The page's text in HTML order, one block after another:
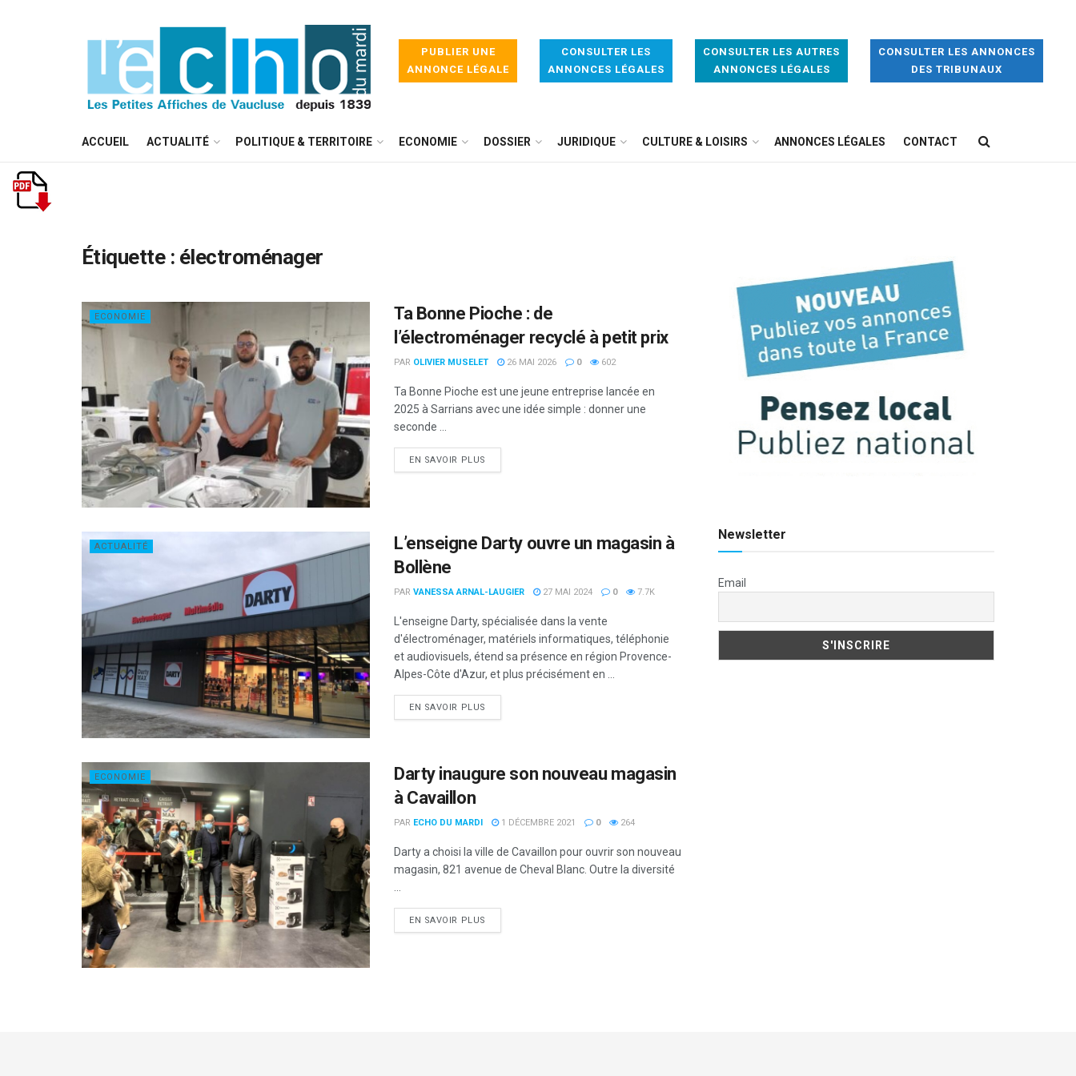
PUBLIER UNE
ANNONCE LÉGALE
CONSULTER LES
ANNONCES LÉGALES
CONSULTER LES AUTRES
ANNONCES LÉGALES
CONSULTER LES ANNONCES
DES TRIBUNAUX
ACCUEIL ACTUALITÉ POLITIQUE & TERRITOIRE ECONOMIE DOSSIER JURIDIQUE CULTURE & LOISIRS ANNONCES LÉGALES CONTACT
Étiquette : électroménager
ECONOMIE
Ta Bonne Pioche : de
l’électroménager recyclé à petit prix
PAR OLIVIER MUSELET 26 MAI 2026 0 602
Ta Bonne Pioche est une jeune entreprise lancée en
2025 à Sarrians avec une idée simple : donner une
seconde ...
EN SAVOIR PLUS
ACTUALITÉ
L’enseigne Darty ouvre un magasin à
Bollène
PAR VANESSA ARNAL-LAUGIER 27 MAI 2024 0 7.7K
L'enseigne Darty, spécialisée dans la vente
d'électroménager, matériels informatiques, téléphonie
et audiovisuels, étend sa présence en région Provence-
Alpes-Côte d'Azur, et plus précisément en ...
EN SAVOIR PLUS
ECONOMIE
Darty inaugure son nouveau magasin
à Cavaillon
PAR ECHO DU MARDI 1 DÉCEMBRE 2021 0 264
Darty a choisi la ville de Cavaillon pour ouvrir son nouveau
magasin, 821 avenue de Cheval Blanc. Outre la diversité
EN SAVOIR PLUS
Newsletter
Email